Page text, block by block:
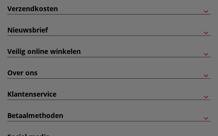
Verzendkosten
Nieuwsbrief
Veilig online winkelen
Over ons
Klantenservice
Betaalmethoden